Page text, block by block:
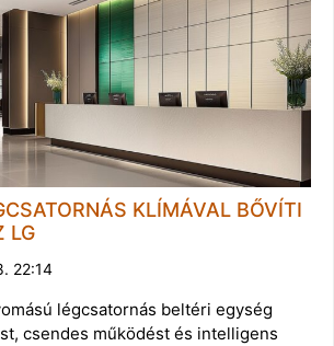
KLÍMÁVAL BŐVÍTI
LG
22:14
légcsatornás beltéri egység
csendes működést és intelligens